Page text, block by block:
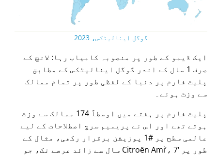
گوگل اینالیٹکس، 2023
ایک ڈیمو کے طور پر منصوبہ کامیاب رہا: لانچ کے
صرف 1 سال کے اندر گوگل اینالیٹکس کے مطابق
پلیٹ فارم پر دنیا کے لفظی طور پر تمام ممالک
سے وزٹ ہوئے۔
پلیٹ فارم پر ہفتے میں اوسطاً 174 ممالک سے وزٹ
ہوتے تھے اور اس نے پریمیم سرچ اصطلاحات کے لیے
عالمی سطح پر #1 پوزیشن برقرار رکھی، مثال کے
طور پر
Citroën Ami ، 7 سال سے زائد عرصے تک، جو